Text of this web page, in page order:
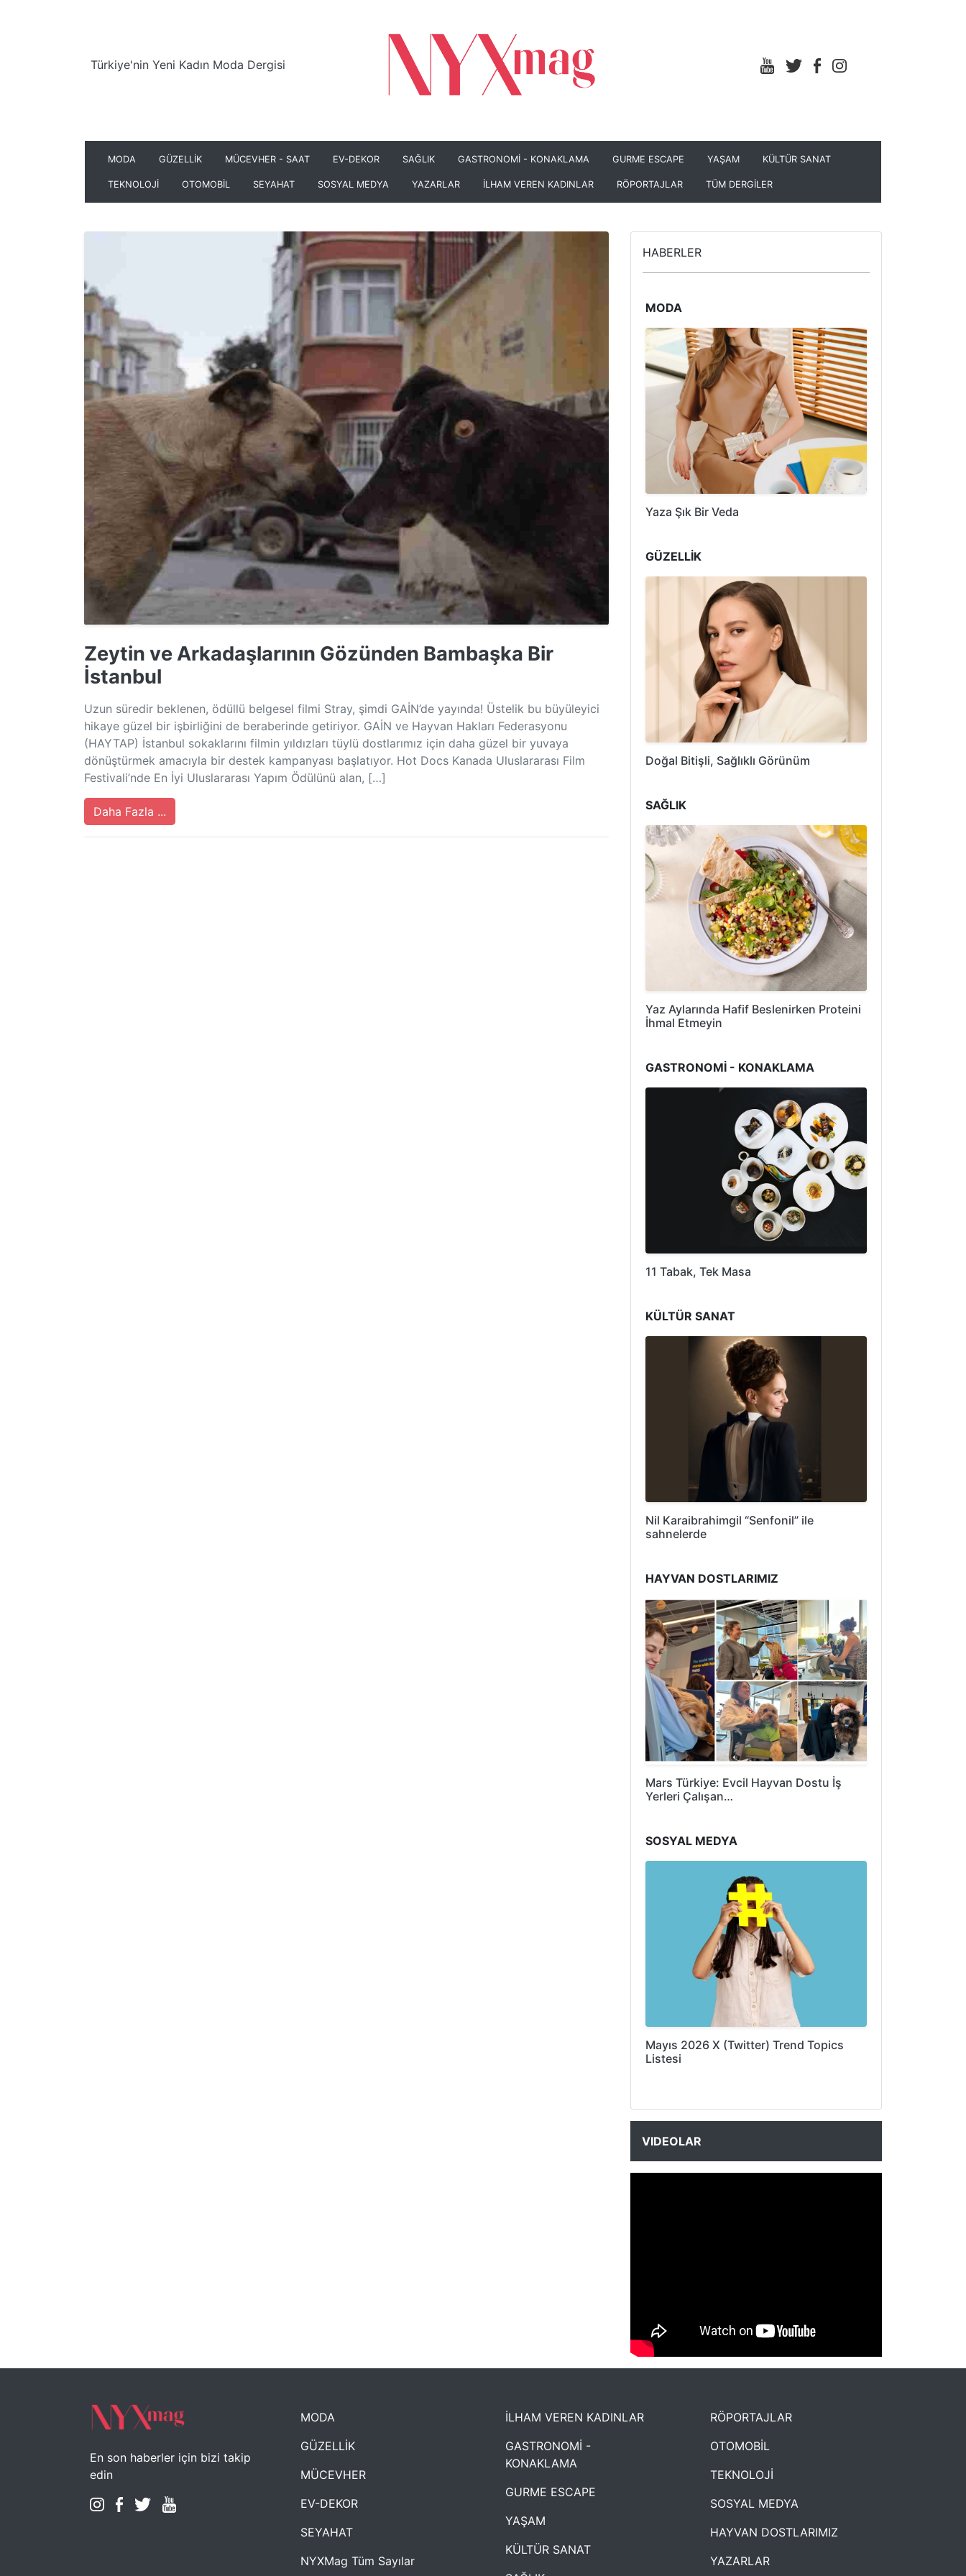
Türkiye'nin Yeni Kadın Moda Dergisi
MODA GÜZELLİK MÜCEVHER - SAAT EV-DEKOR SAĞLIK GASTRONOMİ - KONAKLAMA GURME ESCAPE YAŞAM KÜLTÜR SANAT
TEKNOLOJİ OTOMOBİL SEYAHAT SOSYAL MEDYA YAZARLAR İLHAM VEREN KADINLAR RÖPORTAJLAR TÜM DERGİLER
Zeytin ve Arkadaşlarının Gözünden Bambaşka Bir
İstanbul
Uzun süredir beklenen, ödüllü belgesel filmi Stray, şimdi GAİN’de yayında! Üstelik bu büyüleyici
hikaye güzel bir işbirliğini de beraberinde getiriyor. GAİN ve Hayvan Hakları Federasyonu
(HAYTAP) İstanbul sokaklarını filmin yıldızları tüylü dostlarımız için daha güzel bir yuvaya
dönüştürmek amacıyla bir destek kampanyası başlatıyor. Hot Docs Kanada Uluslararası Film
Festivali’nde En İyi Uluslararası Yapım Ödülünü alan, […]
Daha Fazla ...
HABERLER
MODA
Yaza Şık Bir Veda
GÜZELLİK
Doğal Bitişli, Sağlıklı Görünüm
SAĞLIK
Yaz Aylarında Hafif Beslenirken Proteini
İhmal Etmeyin
GASTRONOMİ - KONAKLAMA
11 Tabak, Tek Masa
KÜLTÜR SANAT
Nil Karaibrahimgil “Senfonil” ile
sahnelerde
HAYVAN DOSTLARIMIZ
Mars Türkiye: Evcil Hayvan Dostu İş
Yerleri Çalışan…
SOSYAL MEDYA
Mayıs 2026 X (Twitter) Trend Topics
Listesi
VIDEOLAR
NYXmag 2. Yaş Kutlama Etkinliği
En son haberler için bizi takip
edin
MODA
GÜZELLİK
MÜCEVHER
EV-DEKOR
SEYAHAT
NYXMag Tüm Sayılar
İLHAM VEREN KADINLAR
GASTRONOMİ -
KONAKLAMA
GURME ESCAPE
YAŞAM
KÜLTÜR SANAT
RÖPORTAJLAR
OTOMOBİL
TEKNOLOJİ
SOSYAL MEDYA
HAYVAN DOSTLARIMIZ
YAZARLAR